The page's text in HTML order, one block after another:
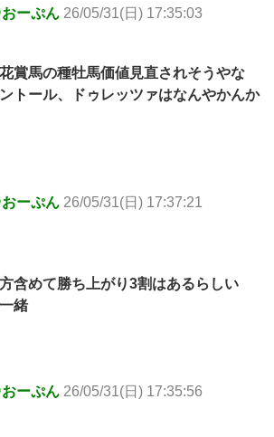
ーぷん 26/05/31(日) 17:35:03
賞馬の種牡馬価値見直されそうやな
トール、ドゥレッツァはなんやかんか
ーぷん 26/05/31(日) 17:37:21
含めて勝ち上がり3割はあるらしい
緒
ーぷん 26/05/31(日) 17:35:56